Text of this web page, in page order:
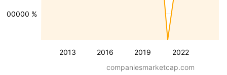
2013 2016 2019 2022
400000 %
companiesmarketcap.com